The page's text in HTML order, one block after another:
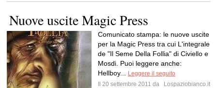
Nuove uscite Magic Press
Comunicato stampa: le nuove uscite
per la Magic Press tra cui L'integrale
de "Il Seme Della Follia" di Civiello e
Mosdi. Puoi leggere anche:
Hellboy...
Leggere il seguito
Il 20 settembre 2011 da
Lospaziobianco.it